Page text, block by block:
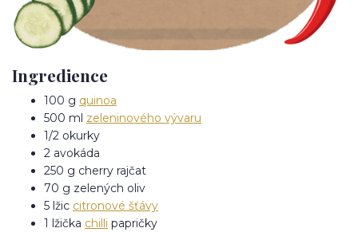
Ingredience
100 g quinoa
500 ml zeleninového vývaru
1/2 okurky
2 avokáda
250 g cherry rajčat
70 g zelených oliv
5 lžic citronové šťávy
1 lžička chilli papričky